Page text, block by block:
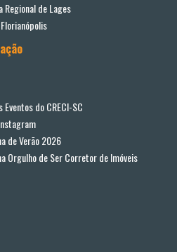
Regional de Lages
Eventos do CRECI-SC
de Verão 2026
Orgulho de Ser Corretor de Imóveis